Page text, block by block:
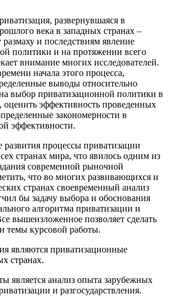
развернувшаяся в
века в западных странах –
и последствиям явление
политики и на протяжении всего
внимание многих исследователей.
начала этого процесса,
выводы относительно
выбор приватизационной политики в
оценить эффективность проведенных
закономерности в
эффективности.
процессы приватизации
странах мира, что явилось одним из
современной рыночной
что во многих развивающихся и
странах своевременный анализ
бы задачу выбора и обоснования
алгоритма приватизации и
вышеизложенное позволяет сделать
темы курсовой работы.
являются приватизационные
странах.
является анализ опыта зарубежных
и разгосударствления.